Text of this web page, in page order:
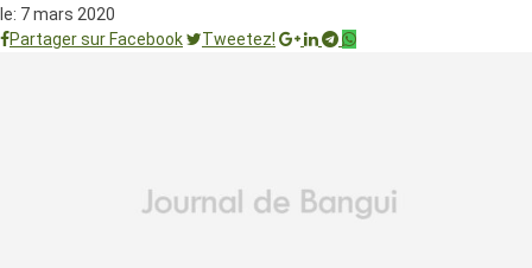
le: 7 mars 2020
Partager sur Facebook
Tweetez!